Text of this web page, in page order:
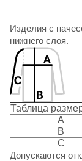
Изделия с
нижнего слоя.
Таблица
A
B
C
Допускаются